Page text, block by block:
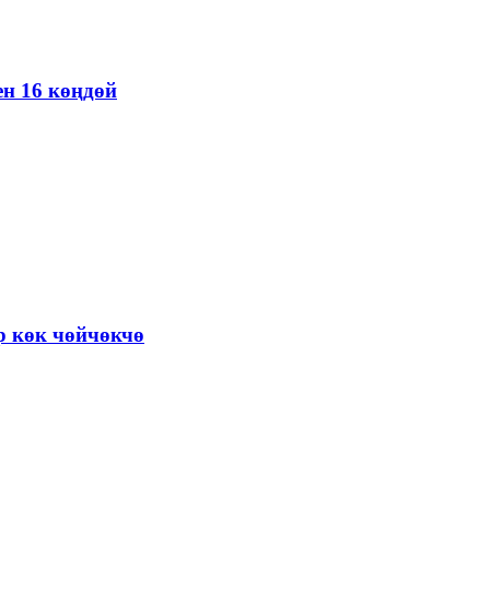
16 көңдөй
көк чөйчөкчө